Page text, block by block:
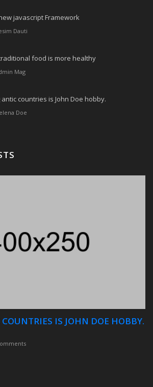
javascript Framework
Dauti
food is more healthy
Mag
countries is John Doe hobby.
Doe
IS JOHN DOE HOBBY.